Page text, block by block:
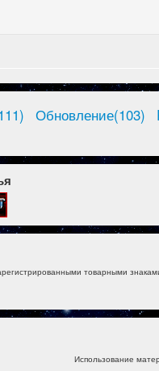
Обновление(103)
товарными
Использование